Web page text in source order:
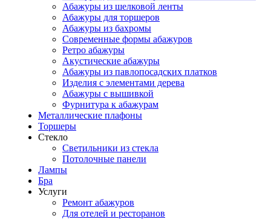
Абажуры из шелковой ленты
Абажуры для торшеров
Абажуры из бахромы
Современные формы абажуров
Ретро абажуры
Акустические абажуры
Абажуры из павлопосадских платков
Изделия с элементами дерева
Абажуры с вышивкой
Фурнитура к абажурам
Металлические плафоны
Торшеры
Стекло
Светильники из стекла
Потолочные панели
Лампы
Бра
Услуги
Ремонт абажуров
Для отелей и ресторанов